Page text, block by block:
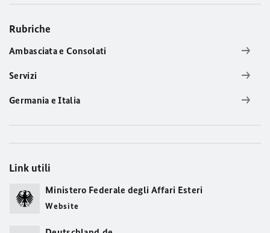
Rubriche
Ambasciata e Consolati
Servizi
Germania e Italia
Link utili
Ministero Federale degli Affari Esteri
Website